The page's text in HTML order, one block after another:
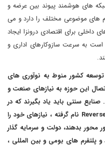
های هوشمند پیوند بین عرضه و
های موضوعی مختلف را دارد و می
داخلی برای اقتصادی درونزا ایجاد
به سرعت سازوکارهای اداری و
کشور منوط به نوآوری های
این حوزه به نیازهای صنعت و
سنتی باید یاد بگیرند که در
قالب آنچه که کارآفرینی معکوس Reverse Pitch نام گرفته ، نیازهای خود را
محور بدهند، دولت و سرمایه گذار
پلتفرم های بومی و بین المللی ،